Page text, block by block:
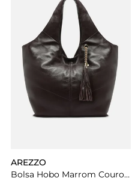
AREZZO
Bolsa Hobo Marrom Couro Ísis Grande